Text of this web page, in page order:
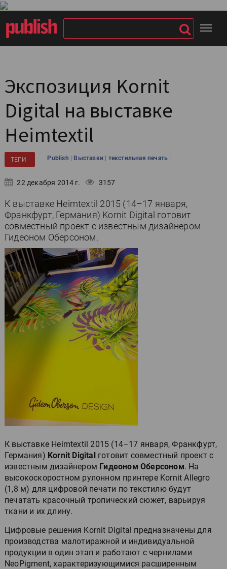
Экспозиция Kornit
Digital на выставке
Heimtextil
ТЕГИ Publish |Выставки | текстильная печать |
22 декабря 2014 г. 3157
К выставке Heimtextil 2015 (14–17 января,
Франкфурт, Германия) Kornit Digital готовит
совместный проект с известным дизайнером
Гидеоном Оберсоном.
К выставке Heimtextil 2015 (14–17 января, Франкфурт,
Германия) Kornit Digital готовит совместный проект с
известным дизайнером Гидеоном Оберсоном. На
высокоскоростном рулонном принтере Kornit Allegro
(1,8 м) для цифровой печати по текстилю будут
печатать красочный тропический сюжет, варьируя
ткани и их длину.
Цифровые решения Kornit Digital предназначены для
производства малотиражной и индивидуальной
продукции в один этап и работают с чернилами
NeoPigment, характеризующимися расширенным